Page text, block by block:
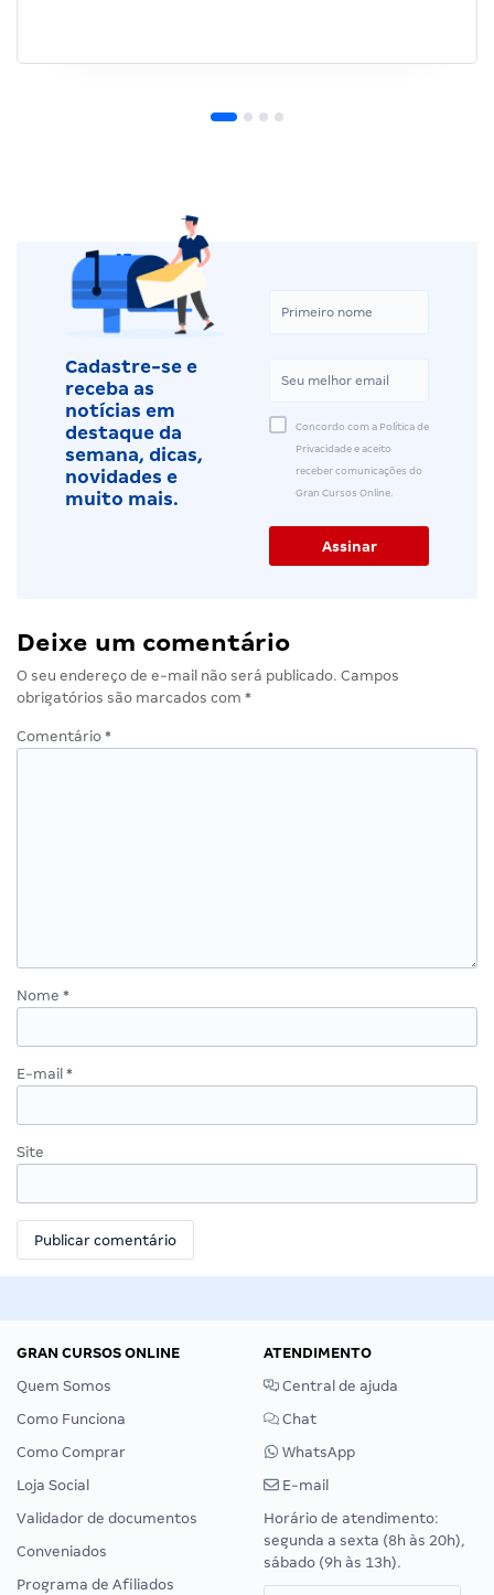
Cadastre-se e
receba as
notícias em
destaque da
semana, dicas,
novidades e
muito mais.
Concordo com a Política de
Privacidade e aceito
receber comunicações do
Gran Cursos Online.
Deixe um comentário
O seu endereço de e-mail não será publicado. Campos
obrigatórios são marcados com *
Comentário *
Nome *
E-mail *
Site
GRAN CURSOS ONLINE
Quem Somos
Como Funciona
Como Comprar
Loja Social
Validador de documentos
Conveniados
Programa de Afiliados
ATENDIMENTO
Central de ajuda
Chat
WhatsApp
E-mail
Horário de atendimento:
segunda a sexta (8h às 20h),
sábado (9h às 13h).